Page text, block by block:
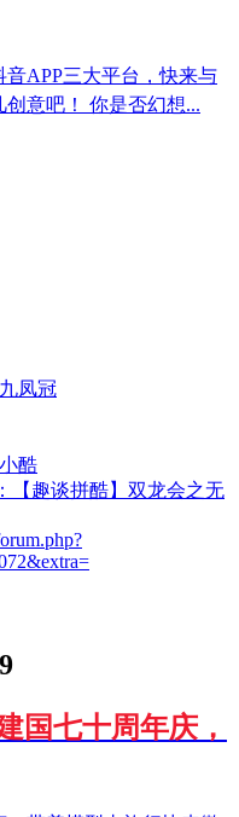
APP三大平台，快来与
意吧！ 你是否幻想...
凤冠
酷
【趣谈拼酷】双龙会之无
国七十周年庆，